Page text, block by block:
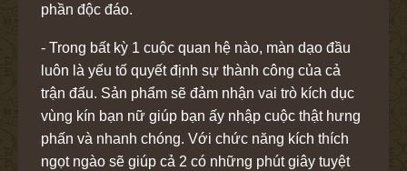
phần độc đáo.
- Trong bất kỳ 1 cuộc quan hệ nào, màn dạo đầu
luôn là yếu tố quyết định sự thành công của cả
trận đấu. Sản phẩm sẽ đảm nhận vai trò kích dục
vùng kín bạn nữ giúp bạn ấy nhập cuộc thật hưng
phấn và nhanh chóng. Với chức năng kích thích
ngọt ngào sẽ giúp cả 2 có những phút giây tuyệt